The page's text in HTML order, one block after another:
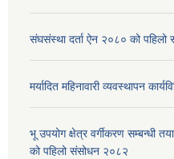
संघसंस्था दर्ता ऐन २०८० को
मर्यादित महिनावारी व्यवस्थापन
भू उपयोग क्षेत्र वर्गीकरण सम्बन्धी
को पहिलो संसोधन २०८२